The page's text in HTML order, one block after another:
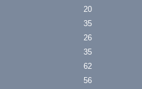
20
35
26
35
62
56